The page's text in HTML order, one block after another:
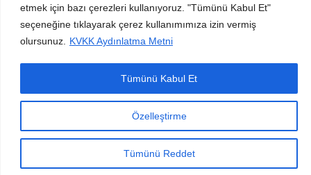
etmek için bazı çerezleri kullanıyoruz. "Tümünü Kabul Et"
seçeneğine tıklayarak çerez kullanımımıza izin vermiş
olursunuz.
KVKK Aydınlatma Metni
Özelleştirme
Tümünü Reddet
Tümünü Kabul Et